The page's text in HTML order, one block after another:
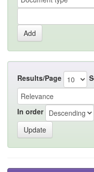
Results/Page
In order